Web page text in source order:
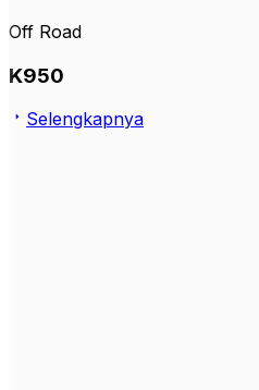
Off Road
K950
Selengkapnya